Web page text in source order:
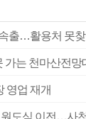
출…활용처 못
가는 천마산전
영업 재개